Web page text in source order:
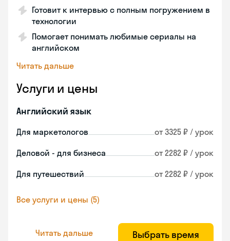
Готовит к интервью с полным погружением в
технологии
Помогает понимать любимые сериалы на
английском
Читать дальше
Услуги и цены
Английский язык
Для маркетологов от 3325 ₽ / урок
Деловой - для бизнеса от 2282 ₽ / урок
Для путешествий от 2282 ₽ / урок
Все услуги и цены (5)
Читать дальше Выбрать время